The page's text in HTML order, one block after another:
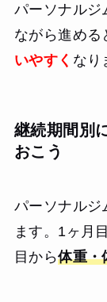
パーソナルジ
ながら進める
いやすく なり
継続期間別
おこう
パーソナルジ
ます。1ヶ月
目から体重・